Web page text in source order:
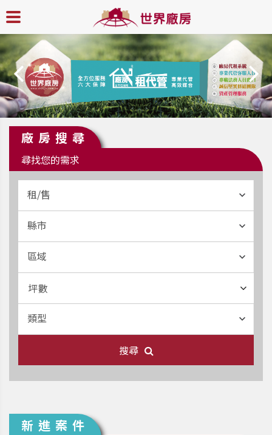
廠房搜尋
尋找您的需求
租/售
縣市
區域
坪數
類型
搜尋
新進案件